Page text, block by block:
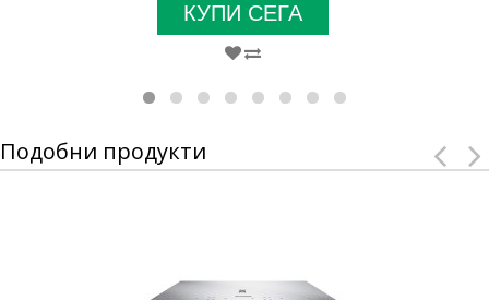
КУПИ СЕГА
Подобни продукти